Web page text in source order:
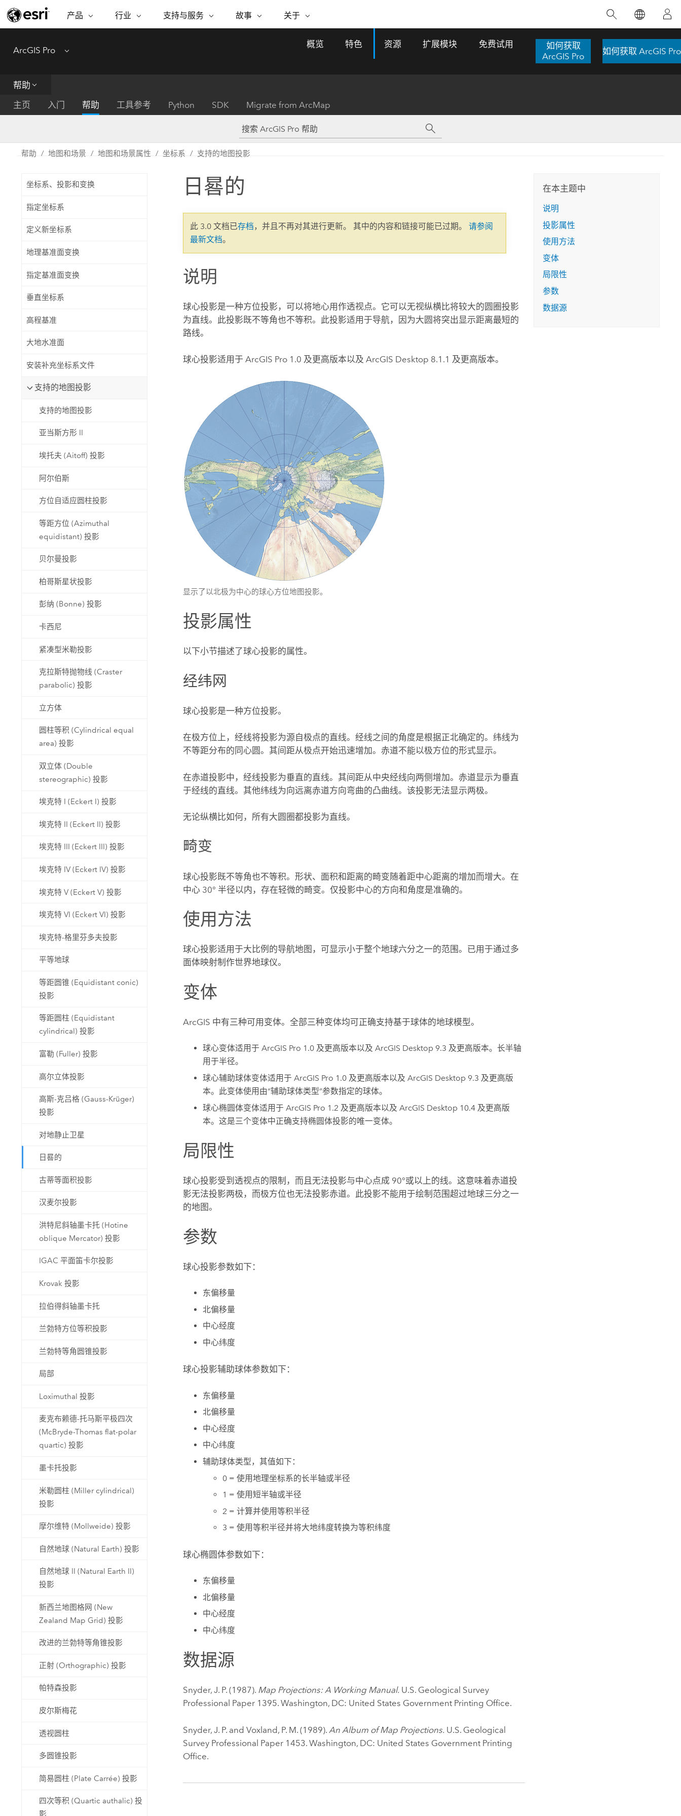
产品
ARCGIS
完整的 SaaS 制图平台
ArcGIS Enterprise
开发者技术
功能
将位置引入分析
集成、编辑和共享空间数据
Esri 产品、合作伙伴产品和开发
互式地图，探索产品功能，或者直接开始免
探索 ArcGIS Pro
行业
行业
保护
能源公用事业
州和地方政府
电信
交通运输
专题倡议
基础设施管理
使用 GIS 创建现代化、有弹性且可持续发展
者了解基础设施工程与周围环境的关系。
探索基础设施管理
支持与服务
支持与服务 自助服务
文档
My Esri
故事
ESRI 故事
现实世界的全球 GIS 创新
客
行业新闻和 ArcGIS 更新
动提供了有力支持。
关于
关于 ESRI
合作伙伴
招贤纳士
数字孪生体
推荐书籍
ArcGIS Pro Menu
概览 特色 资源 扩展模块 免费试用
如何获取
ArcGIS Pro
如何获取 ArcGIS Pro
帮助
主页
入门 帮助 工具参考 Python SDK Migrate from ArcMap
帮助 地图和场景 地图和场景属性 坐标系 支持的地图投影
坐标系、投影和变换
指定坐标系
定义新坐标系
地理基准面变换
指定基准面变换
垂直坐标系
高程基准
大地水准面
安装补充坐标系文件
支持的地图投影
支持的地图投影
亚当斯方形 II
埃托夫 (Aitoff) 投影
阿尔伯斯
方位自适应圆柱投影
等距方位 (Azimuthal
equidistant) 投影
贝尔曼投影
柏哥斯星状投影
彭纳 (Bonne) 投影
卡西尼
紧凑型米勒投影
克拉斯特抛物线 (Craster
parabolic) 投影
立方体
圆柱等积 (Cylindrical equal
area) 投影
双立体 (Double
stereographic) 投影
埃克特 I (Eckert I) 投影
埃克特 II (Eckert II) 投影
埃克特 III (Eckert III) 投影
埃克特 IV (Eckert IV) 投影
埃克特 V (Eckert V) 投影
埃克特 VI (Eckert VI) 投影
埃克特-格里芬多夫投影
平等地球
等距圆锥 (Equidistant conic)
投影
等距圆柱 (Equidistant
cylindrical) 投影
富勒 (Fuller) 投影
高尔立体投影
高斯-克吕格 (Gauss-Krüger)
投影
对地静止卫星
日晷的
古蒂等面积投影
汉麦尔投影
洪特尼斜轴墨卡托 (Hotine
oblique Mercator) 投影
IGAC 平面笛卡尔投影
Krovak 投影
拉伯得斜轴墨卡托
兰勃特方位等积投影
兰勃特等角圆锥投影
局部
Loximuthal 投影
麦克布赖德-托马斯平极四次
(McBryde-Thomas flat-polar
quartic) 投影
墨卡托投影
米勒圆柱 (Miller cylindrical)
投影
摩尔维特 (Mollweide) 投影
自然地球 (Natural Earth) 投影
自然地球 II (Natural Earth II)
投影
新西兰地图格网 (New
Zealand Map Grid) 投影
改进的兰勃特等角锥投影
正射 (Orthographic) 投影
帕特森投影
皮尔斯梅花
透视圆柱
多圆锥投影
简易圆柱 (Plate Carrée) 投影
四次等积 (Quartic authalic) 投
影
日晷的
此 3.0 文档已存档，并且不再对其进行更新。 其中的内容和链接可能已过期。请参阅
最新文档。
说明
球心投影是一种方位投影，可以将地心用作透视点。它可以无视纵横比将较大的圆圈投影
为直线。此投影既不等角也不等积。此投影适用于导航，因为大圆将突出显示距离最短的
路线。
球心投影适用于ArcGIS Pro 1.0 及更高版本以及ArcGIS Desktop 8.1.1 及更高版本。
显示了以北极为中心的球心方位地图投影。
投影属性
以下小节描述了球心投影的属性。
经纬网
球心投影是一种方位投影。
在极方位上，经线将投影为源自极点的直线。经线之间的角度是根据正北确定的。纬线为
不等距分布的同心圆。其间距从极点开始迅速增加。赤道不能以极方位的形式显示。
在赤道投影中，经线投影为垂直的直线。其间距从中央经线向两侧增加。赤道显示为垂直
于经线的直线。其他纬线为向远离赤道方向弯曲的凸曲线。该投影无法显示两极。
无论纵横比如何，所有大圆圈都投影为直线。
畸变
球心投影既不等角也不等积。形状、面积和距离的畸变随着距中心距离的增加而增大。在
中心 30° 半径以内，存在轻微的畸变。仅投影中心的方向和角度是准确的。
使用方法
球心投影适用于大比例的导航地图，可显示小于整个地球六分之一的范围。已用于通过多
面体映射制作世界地球仪。
变体
ArcGIS 中有三种可用变体。全部三种变体均可正确支持基于球体的地球模型。
球心变体适用于 ArcGIS Pro 1.0 及更高版本以及 ArcGIS Desktop9.3 及更高版本。长半轴
用于半径。
球心辅助球体变体适用于 ArcGIS Pro 1.0 及更高版本以及 ArcGIS Desktop9.3 及更高版
本。此变体使用由“辅助球体类型”参数指定的球体。
球心椭圆体变体适用于 ArcGIS Pro 1.2 及更高版本以及 ArcGIS Desktop10.4 及更高版
本。这是三个变体中正确支持椭圆体投影的唯一变体。
局限性
球心投影受到透视点的限制，而且无法投影与中心点成 90°或以上的线。这意味着赤道投
影无法投影两极，而极方位也无法投影赤道。此投影不能用于绘制范围超过地球三分之一
的地图。
参数
球心投影参数如下：
东偏移量
北偏移量
中心经度
中心纬度
球心投影辅助球体参数如下：
东偏移量
北偏移量
中心经度
中心纬度
辅助球体类型，其值如下：
0 = 使用地理坐标系的长半轴或半径
1 = 使用短半轴或半径
2 = 计算并使用等积半径
3 = 使用等积半径并将大地纬度转换为等积纬度
球心椭圆体参数如下：
东偏移量
北偏移量
中心经度
中心纬度
数据源
Snyder, J. P. (1987). Map Projections: A Working Manual. U.S. Geological Survey
Professional Paper 1395. Washington, DC: United States Government Printing Office.
Snyder, J. P. and Voxland, P. M. (1989). An Album of Map Projections. U.S. Geological
Survey Professional Paper 1453. Washington, DC: United States Government Printing
Office.
在本主题中
说明
投影属性
使用方法
变体
局限性
参数
数据源